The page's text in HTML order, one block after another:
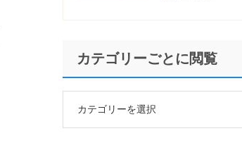
果的な実施方法
カテゴリーごとに閲覧
ゴ